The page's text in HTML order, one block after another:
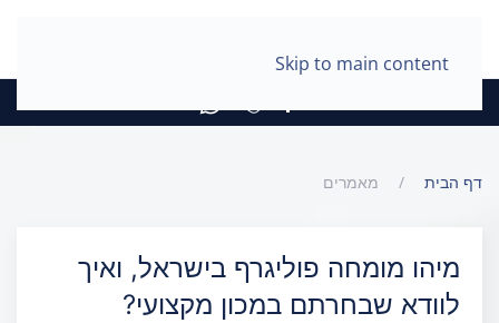
Skip to main content
דף הבית מאמרים
מיהו מומחה פוליגרף בישראל, ואיך
לוודא שבחרתם במכון מקצועי?